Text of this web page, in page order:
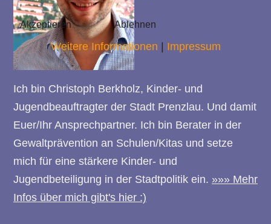
Ich bin Christoph Berkholz, Kinder- und
Jugendbeauftragter der Stadt Prenzlau. Und damit
Euer/Ihr Ansprechpartner. Ich bin Berater in der
Gewaltprävention an Schulen/Kitas und setze
mich für eine stärkere Kinder- und
Jugendbeteiligung in der Stadtpolitik ein. »»» Mehr
Infos über mich gibt's hier :)
Akzeptieren Ablehnen
Weitere Informationen Impressum